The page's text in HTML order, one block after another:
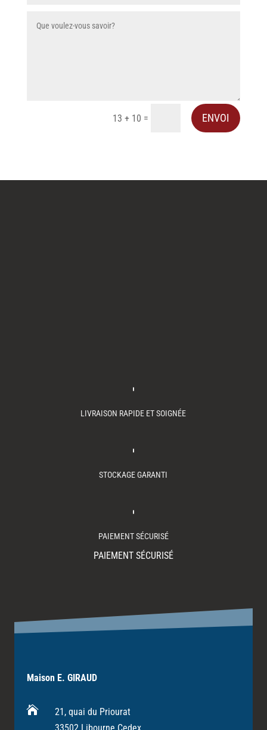
13 + 10 = ENVOI
LIVRAISON RAPIDE ET SOIGNÉE
STOCKAGE GARANTI
PAIEMENT SÉCURISÉ
PAIEMENT SÉCURISÉ
Maison E. GIRAUD

21, quai du Priourat